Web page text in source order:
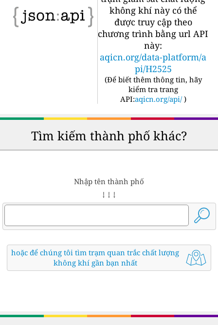
không khí này có thể
được truy cập theo
chương trình bằng url API
này:
aqicn.org/data-platform/a
pi/H2525
(Để biết thêm thông tin, hãy
kiểm tra trang
API:aqicn.org/api/ )
Tìm kiếm thành phố khác?
Nhập tên thành phố
↓ ↓ ↓
hoặc để chúng tôi tìm trạm quan trắc chất lượng
không khí gần bạn nhất